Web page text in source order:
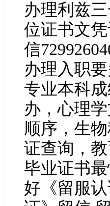
办理利兹
位证书文
信
办理入职
专业本科
办，心理
顺序，生
证查询，
毕业证书
好《留服